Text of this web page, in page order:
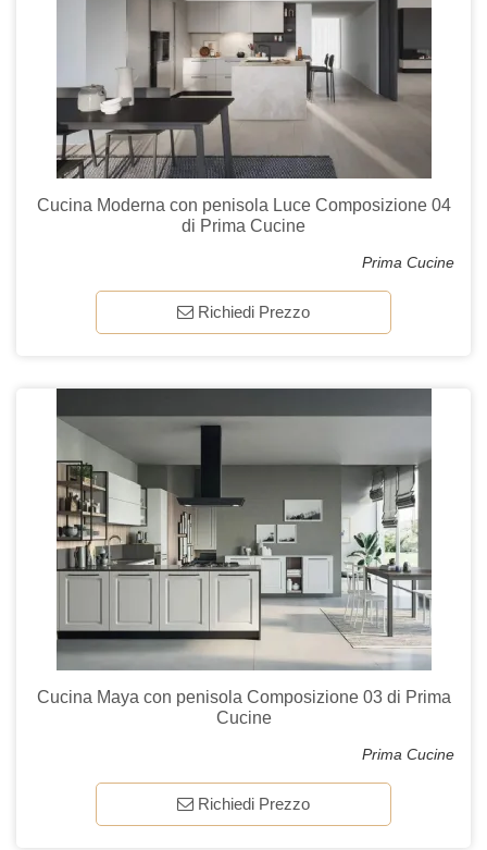
Cucina Moderna con penisola Luce Composizione 04
di Prima Cucine
Prima Cucine
Richiedi Prezzo
Cucina Maya con penisola Composizione 03 di Prima
Cucine
Prima Cucine
Richiedi Prezzo